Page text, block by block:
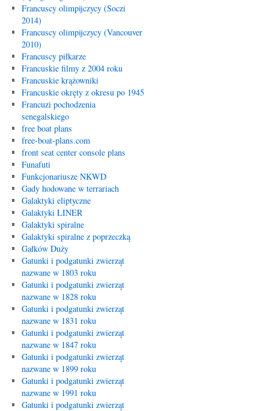
Francuscy olimpijczycy (Soczi
2014)
Francuscy olimpijczycy (Vancouver
2010)
Francuscy piłkarze
Francuskie filmy z 2004 roku
Francuskie krążowniki
Francuskie okręty z okresu po 1945
Francuzi pochodzenia
senegalskiego
free boat plans
free-boat-plans.com
front seat center console plans
Funafuti
Funkcjonariusze NKWD
Gady hodowane w terrariach
Galaktyki eliptyczne
Galaktyki LINER
Galaktyki spiralne
Galaktyki spiralne z poprzeczką
Gałków Duży
Gatunki i podgatunki zwierząt
nazwane w 1803 roku
Gatunki i podgatunki zwierząt
nazwane w 1828 roku
Gatunki i podgatunki zwierząt
nazwane w 1831 roku
Gatunki i podgatunki zwierząt
nazwane w 1847 roku
Gatunki i podgatunki zwierząt
nazwane w 1899 roku
Gatunki i podgatunki zwierząt
nazwane w 1991 roku
Gatunki i podgatunki zwierząt